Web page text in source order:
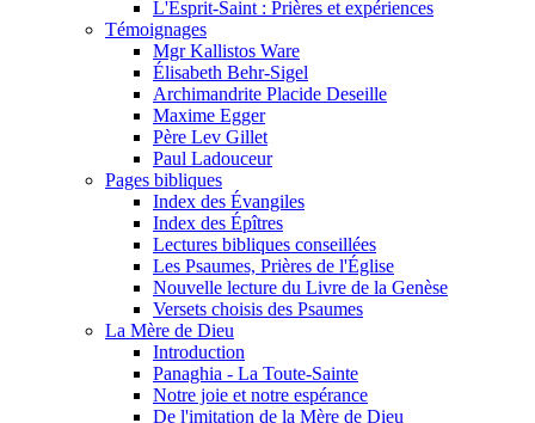
L'Esprit-Saint : Prières et expériences
Témoignages
Mgr Kallistos Ware
Élisabeth Behr-Sigel
Archimandrite Placide Deseille
Maxime Egger
Père Lev Gillet
Paul Ladouceur
Pages bibliques
Index des Évangiles
Index des Épîtres
Lectures bibliques conseillées
Les Psaumes, Prières de l'Église
Nouvelle lecture du Livre de la Genèse
Versets choisis des Psaumes
La Mère de Dieu
Introduction
Panaghia - La Toute-Sainte
Notre joie et notre espérance
De l'imitation de la Mère de Dieu